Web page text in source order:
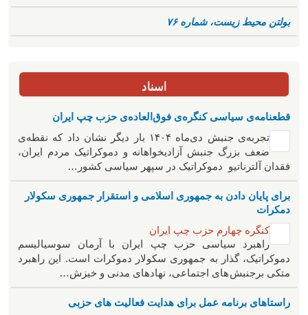
بولتن محیط زیست، شماره ۷۶
اسناد
قطعنامه‌ی سیاسی کنگره‌ی فوق‌العاده‌ی حزب چپ ایران
تجربه‌ی جنبش دی‌ماه ۱۴۰۴ بار دیگر نشان داد که نقطه‌ی
ضعف بزرگ جنبش آزادیخواهانه و دموکراتیک مردم ایران،
فقدان آلترناتیو دموکراتیک در سپهر سیاسی کشور…
برای پایان دادن به جمهوری اسلامی و استقرار جمهوری سکولار
دمکرات
کنگره چهارم حزب چپ ایران
راهبرد سياسی حزب چپ ایران با آرمان سوسیالیسم
دموکراتیک، گذار به جمهوری سکولار دموکرات است. این راهبرد
متکی برجنبش های اجتماعی، نهادهای مدنی و خیزش‌…
راستاهای برنامه عمل برای هدایت فعالیت های حزبی